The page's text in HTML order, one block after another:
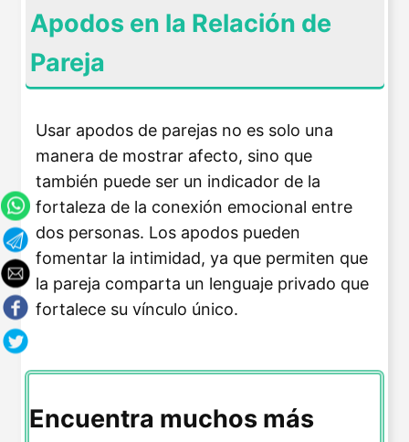
Apodos en la Relación de
Pareja
Usar apodos de parejas no es solo una
manera de mostrar afecto, sino que
también puede ser un indicador de la
fortaleza de la conexión emocional entre
dos personas. Los apodos pueden
fomentar la intimidad, ya que permiten que
la pareja comparta un lenguaje privado que
fortalece su vínculo único.
Encuentra muchos más